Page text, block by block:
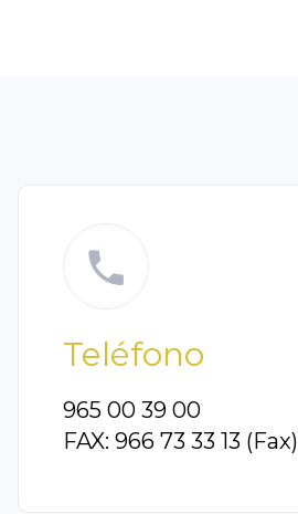
Teléfono
965 00 39 00
FAX: 966 73 33 13 (Fax)